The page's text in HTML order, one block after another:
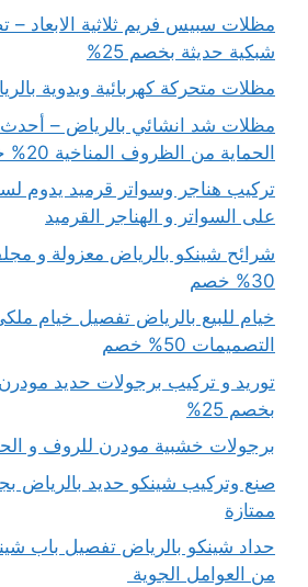
مظلات سبيس فريم ثلاثية الابعاد
شبكية حديثة بخصم 25%
مظلات متحركة كهربائية ويدوية
مظلات شد انشائي بالرياض – أحدث
الحماية من الظروف المناخية 20% خصم
على السواتر و الهناجر القرميد
شرائح شينكو بالرياض معزولة و
30% خصم
خيام للبيع بالرياض تفصيل خيام
التصميمات 50% خصم
توريد و تركيب برجولات حديد
بخصم 25%
برجولات خشبية مودرن للروف و
صنع وتركيب شينكو حديد بالرياض
ممتازة
حداد شينكو بالرياض تفصيل باب
من العوامل الجوية